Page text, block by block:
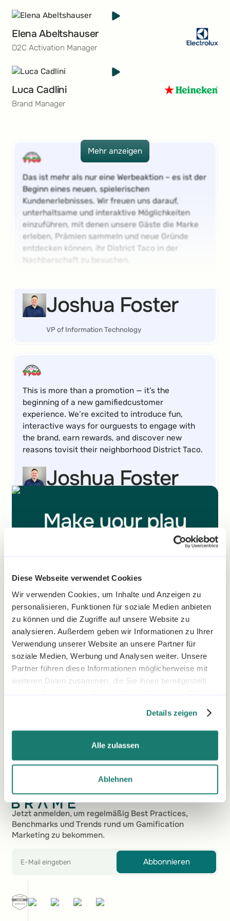
Diese Webseite verwendet Cookies
Wir verwenden Cookies, um Inhalte und Anzeigen zu
personalisieren, Funktionen für soziale Medien anbieten
zu können und die Zugriffe auf unsere Website zu
analysieren. Außerdem geben wir Informationen zu Ihrer
Verwendung unserer Website an unsere Partner für
soziale Medien, Werbung und Analysen weiter. Unsere
Partner führen diese Informationen möglicherweise mit
weiteren Daten zusammen, die Sie ihnen bereitgestellt
Details zeigen
Alle zulassen
Ablehnen
Elena Abeltshauser
D2C Activation Manager
Luca Cadlini
Brand Manager
Mehr anzeigen
Mehr anzeigen
Das ist mehr als nur eine Werbeaktion – es ist der
Beginn eines neuen, spielerischen
Kundenerlebnisses. Wir freuen uns darauf,
unterhaltsame und interaktive Möglichkeiten
einzuführen, mit denen unsere Gäste die Marke
erleben, Prämien sammeln und neue Gründe
entdecken können, ihr District Taco in der
Nachbarschaft zu besuchen.
Joshua Foster
VP of Information Technology
This is more than a promotion — it’s the
beginning of a new gamifiedcustomer
experience. We’re excited to introduce fun,
interactive ways for ourguests to engage with
the brand, earn rewards, and discover new
reasons tovisit their neighborhood District Taco.
Joshua Foster
einer anderen Ebene und können sie
einen Frequenz- und Umsatz-Uplift sowie eine
Steigerung des Engagements der Nutzer unserer
digitalen Kanäle.
Roland Krammer
Teamlead CRM
BRAME wirklich allen weiterempfehlen, die
kosteneffizient und einfach ein Tool benötigen,
Marc Marti
Marketing Manager Digital Content
Die Echtzeit-Performance-Analysen sind für uns
sehr wichtig, da wir sie nutzen können, um
Make your play
convert and
retaintoday
Speak to an expert and start leveraging
best practices and winning industry-
specific Gamification strategies with our
Builder.
Flexible Preise
Wirksame Resultate
Demo anfordern
Fußzeile
Jetzt anmelden, um regelmäßig Best Practices,
Benchmarks und Trends rund um Gamification
Marketing zu bekommen.
Abbonnieren